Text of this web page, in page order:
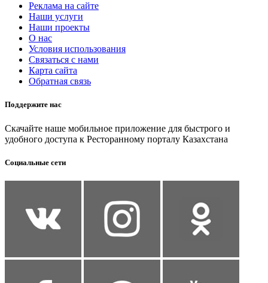
Реклама на сайте
Наши услуги
Наши проекты
О нас
Условия использования
Связаться с нами
Карта сайта
Обратная связь
Поддержите нас
Скачайте наше мобильное приложение для быстрого и
удобного доступа к Ресторанному порталу Казахстана
Социальные сети